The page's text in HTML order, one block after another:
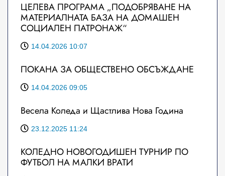
ЦЕЛЕВА ПРОГРАМА „ПОДОБРЯВАНЕ НА
МАТЕРИАЛНАТА БАЗА НА ДОМАШЕН
СОЦИАЛЕН ПАТРОНАЖ“
14.04.2026 10:07
ПОКАНА ЗА ОБЩЕСТВЕНО ОБСЪЖДАНЕ
14.04.2026 09:05
Весела Коледа и Щастлива Нова Година
23.12.2025 11:24
КОЛЕДНО НОВОГОДИШЕН ТУРНИР ПО
ФУТБОЛ НА МАЛКИ ВРАТИ